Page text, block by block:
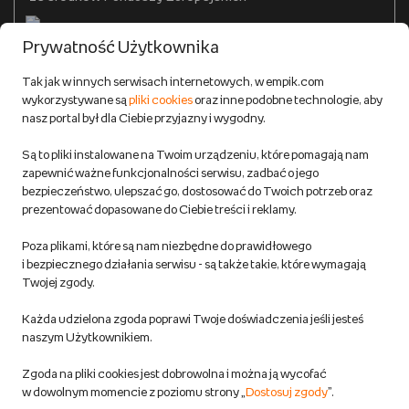
Zwroty
Reklamacje
Regulamin empik.com
Pozostałe Regulaminy Empiku
Polityka prywatności empik.com
produktów niebezpiecznych
Dostosuj zgody
Do 100 zł na pierwsze zakupy w aplikacji. Pobierz i
korzystaj z kodów zniżkowych.Dowiedz się więcej
Prywatność Użytkownika
Tak jak w innych serwisach internetowych, w empik.com
wykorzystywane sąpliki cookiesoraz inne podobne technologie, aby
nasz portal był dla Ciebie przyjazny i wygodny.
Są to pliki instalowane na Twoim urządzeniu, które pomagają nam
zapewnić ważne funkcjonalności serwisu, zadbać o jego
bezpieczeństwo, ulepszać go, dostosować do Twoich potrzeb oraz
prezentować dopasowane do Ciebie treści i reklamy.
Poza plikami, które są nam niezbędne do prawidłowego
i bezpiecznego działania serwisu - są także takie, które wymagają
Twojej zgody.
Każda udzielona zgoda poprawi Twoje doświadczenia jeśli jesteś
naszym Użytkownikiem.
Zgoda na pliki cookies jest dobrowolna i można ją wycofać
w dowolnym momencie z poziomu strony „ Dostosuj zgody”.